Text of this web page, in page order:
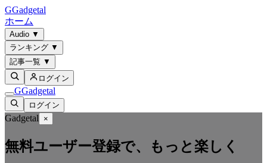
GGadgetal
ホーム
Audio ▼
ランキング ▼
記事一覧 ▼
ログイン
GGadgetal
ログイン
Gadgetal ×
無料ユーザー登録で、もっと楽しく